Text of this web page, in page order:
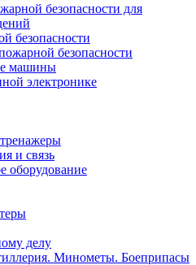
безопасности для
безопасности
безопасности
машины
электронике
и связь
оборудование
делу
Минометы. Боеприпасы